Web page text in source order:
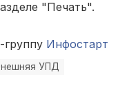
"Печать".
Инфостарт
УПД